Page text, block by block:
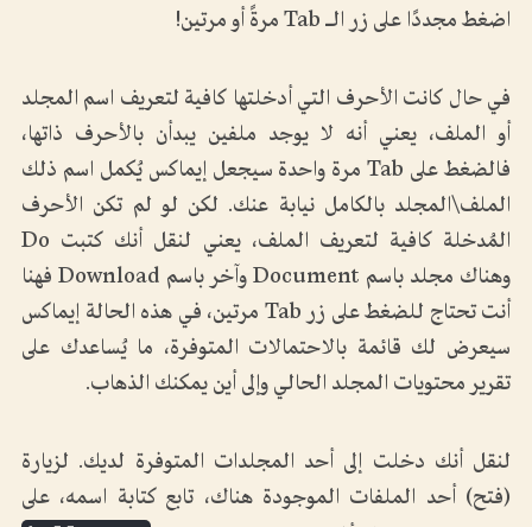
اضغط مجددًا على زر الـ Tab مرةً أو مرتين!
في حال كانت الأحرف التي أدخلتها كافية لتعريف اسم المجلد
أو الملف، يعني أنه لا يوجد ملفين يبدأن بالأحرف ذاتها،
فالضغط على Tab مرة واحدة سيجعل إيماكس يُكمل اسم ذلك
الملف\المجلد بالكامل نيابة عنك. لكن لو لم تكن الأحرف
المُدخلة كافية لتعريف الملف، يعني لنقل أنك كتبت Do
وهناك مجلد باسم Document وآخر باسم Download فهنا
أنت تحتاج للضغط على زر Tab مرتين، في هذه الحالة إيماكس
سيعرض لك قائمة بالاحتمالات المتوفرة، ما يُساعدك على
تقرير محتويات المجلد الحالي وإلى أين يمكنك الذهاب.
لنقل أنك دخلت إلى أحد المجلدات المتوفرة لديك. لزيارة
(فتح) أحد الملفات الموجودة هناك، تابع كتابة اسمه، على